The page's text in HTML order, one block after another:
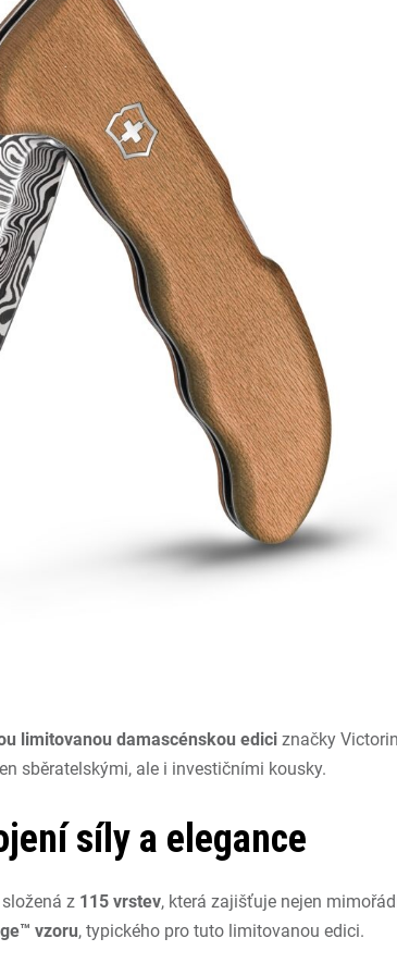
limitovanou damascénskou edici značky
sběratelskými, ale i investičními kousky.
síly a elegance
složená z 115 vrstev, která zajišťuje nejen
vzoru, typického pro tuto limitovanou edici.